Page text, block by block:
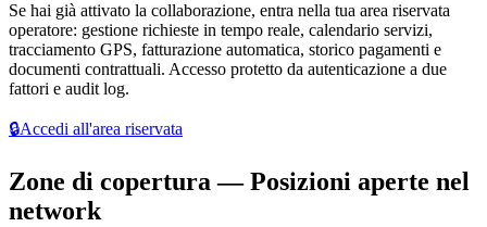
Se hai già attivato la collaborazione, entra nella tua area riservata
operatore: gestione richieste in tempo reale, calendario servizi,
tracciamento GPS, fatturazione automatica, storico pagamenti e
documenti contrattuali. Accesso protetto da autenticazione a due
fattori e audit log.
🔒Accedi all'area riservata
Zone di copertura — Posizioni aperte nel
network